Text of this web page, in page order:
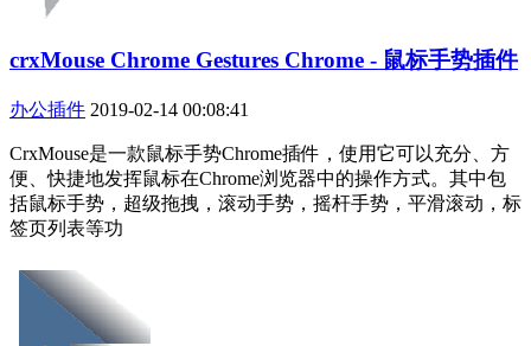
crxMouse Chrome Gestures Chrome - 鼠标手势插件
办公插件 2019-02-14 00:08:41
CrxMouse是一款鼠标手势Chrome插件，使用它可以充分、方
便、快捷地发挥鼠标在Chrome浏览器中的操作方式。其中包
括鼠标手势，超级拖拽，滚动手势，摇杆手势，平滑滚动，标
签页列表等功